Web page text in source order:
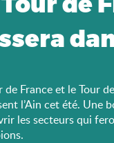
de France et le Tour
l’Ain cet été. Une
les secteurs qui